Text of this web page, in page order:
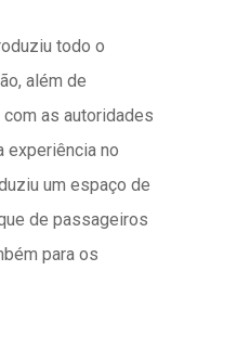
todo o
além de
as autoridades
experiência no
um espaço de
de passageiros
para os